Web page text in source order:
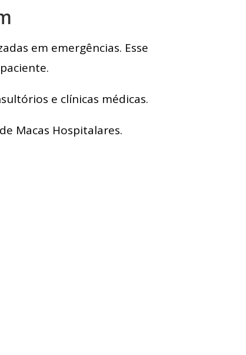
em emergências. Esse
e clínicas médicas.
Macas Hospitalares.